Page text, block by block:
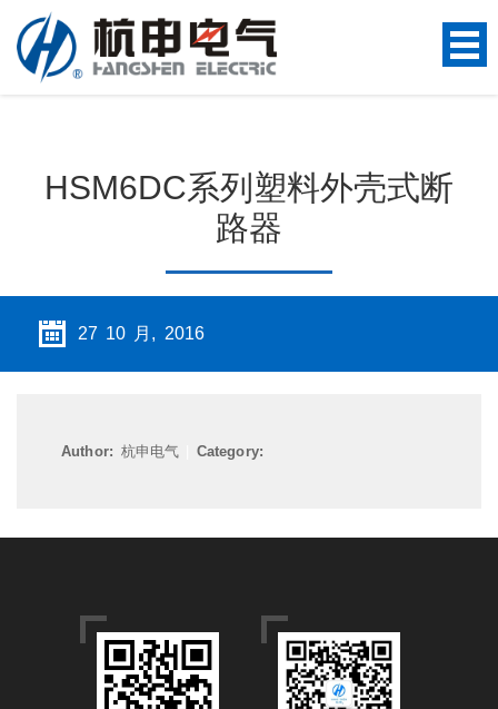
HSM6DC系列塑料外壳式断
路器
27 10 月, 2016
Author: 杭申电气| Category: